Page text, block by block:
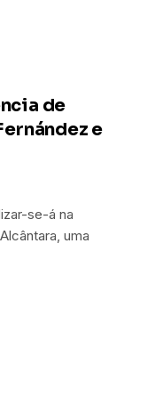
de
e
se-á na
uma